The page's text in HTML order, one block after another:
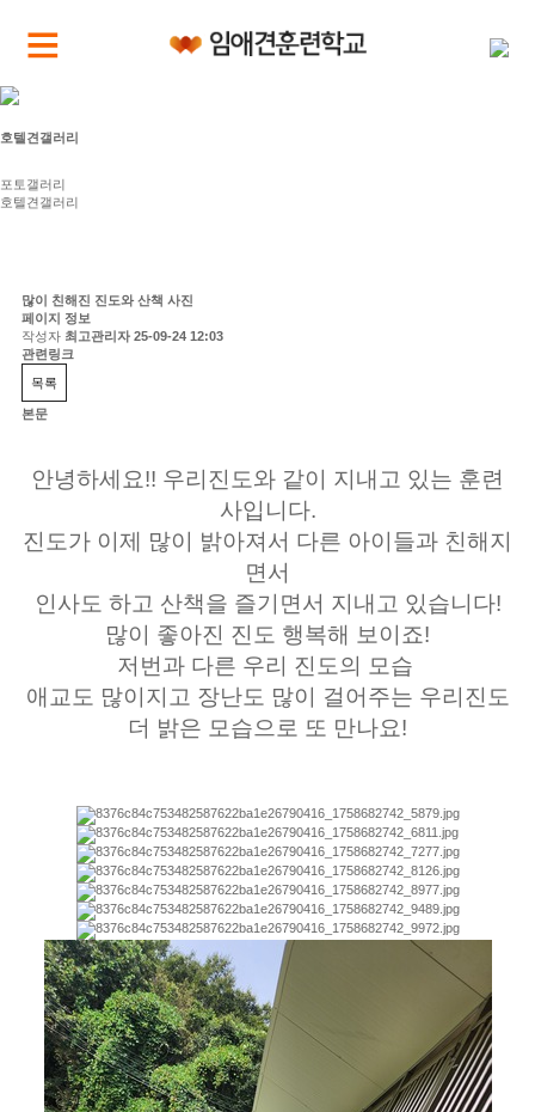
호텔견갤러리
포토갤러리
호텔견갤러리
많이 친해진 진도와 산책 사진
페이지 정보
작성자 최고관리자 25-09-24 12:03
관련링크
목록
본문
안녕하세요!! 우리진도와 같이 지내고 있는 훈련
사입니다.
진도가 이제 많이 밝아져서 다른 아이들과 친해지
면서
인사도 하고 산책을 즐기면서 지내고 있습니다!
많이 좋아진 진도 행복해 보이죠!
저번과 다른 우리 진도의 모습
애교도 많이지고 장난도 많이 걸어주는 우리진도
더 밝은 모습으로 또 만나요!